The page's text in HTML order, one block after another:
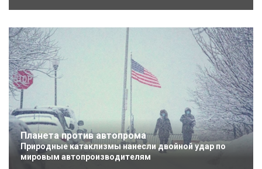
Планета против автопрома
Природные катаклизмы нанесли двойной удар по
мировым автопроизводителям